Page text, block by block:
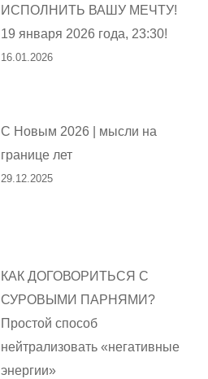
ИСПОЛНИТЬ ВАШУ МЕЧТУ!
19 января 2026 года, 23:30!
16.01.2026
С Новым 2026 | мысли на
границе лет
29.12.2025
КАК ДОГОВОРИТЬСЯ С
СУРОВЫМИ ПАРНЯМИ?
Простой способ
нейтрализовать «негативные
энергии»